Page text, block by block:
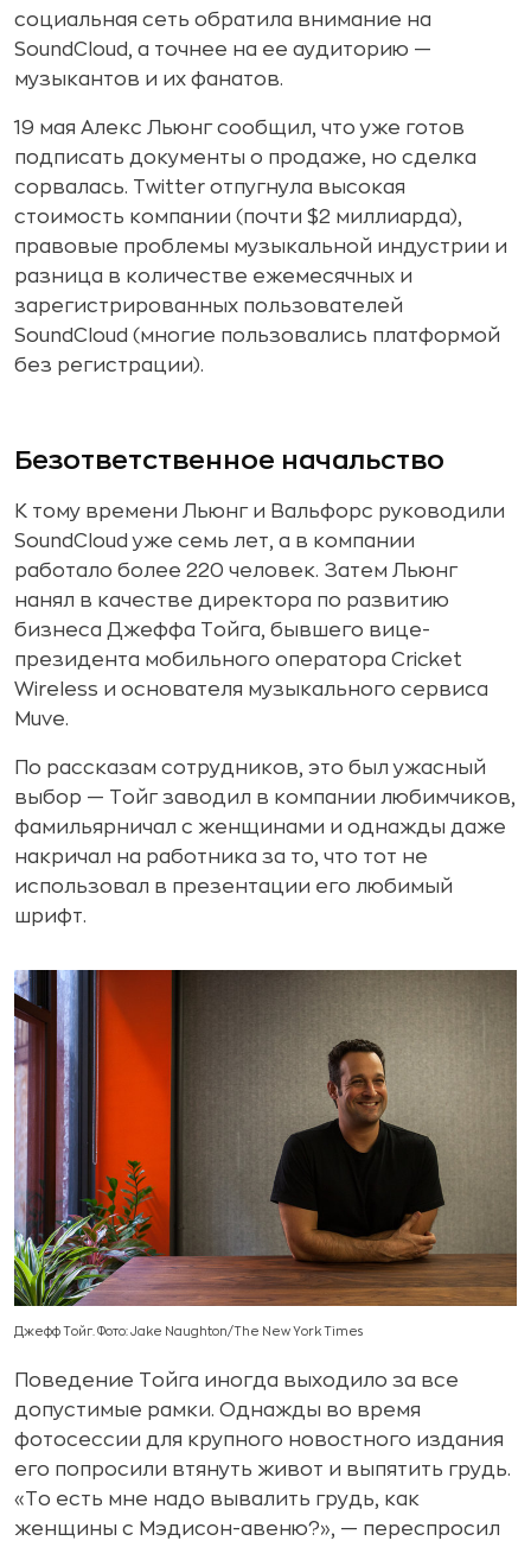
социальная сеть обратила внимание на
SoundCloud, а точнее на ее аудиторию —
музыкантов и их фанатов.
19 мая Алекс Льюнг сообщил, что уже готов
подписать документы о продаже, но сделка
сорвалась. Twitter отпугнула высокая
стоимость компании (почти $2 миллиарда),
правовые проблемы музыкальной индустрии и
разница в количестве ежемесячных и
зарегистрированных пользователей
SoundCloud (многие пользовались платформой
без регистрации).
Безответственное начальство
К тому времени Льюнг и Вальфорс руководили
SoundCloud уже семь лет, а в компании
работало более 220 человек. Затем Льюнг
нанял в качестве директора по развитию
бизнеса Джеффа Тойга, бывшего вице-
президента мобильного оператора Cricket
Wireless и основателя музыкального сервиса
Muve.
По рассказам сотрудников, это был ужасный
выбор — Тойг заводил в компании любимчиков,
фамильярничал с женщинами и однажды даже
накричал на работника за то, что тот не
использовал в презентации его любимый
шрифт.
Джефф Тойг. Фото: Jake Naughton/The New York Times
Поведение Тойга иногда выходило за все
допустимые рамки. Однажды во время
фотосессии для крупного новостного издания
его попросили втянуть живот и выпятить грудь.
«То есть мне надо вывалить грудь, как
женщины с Мэдисон-авеню?», — переспросил